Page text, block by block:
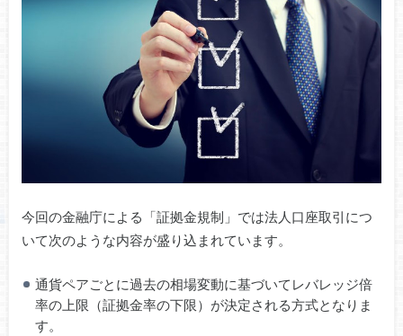
今回の金融庁による「証拠金規制」では法人口座取引につ
いて次のような内容が盛り込まれています。
通貨ペアごとに過去の相場変動に基づいてレバレッジ倍
率の上限（証拠金率の下限）が決定される方式となりま
す。